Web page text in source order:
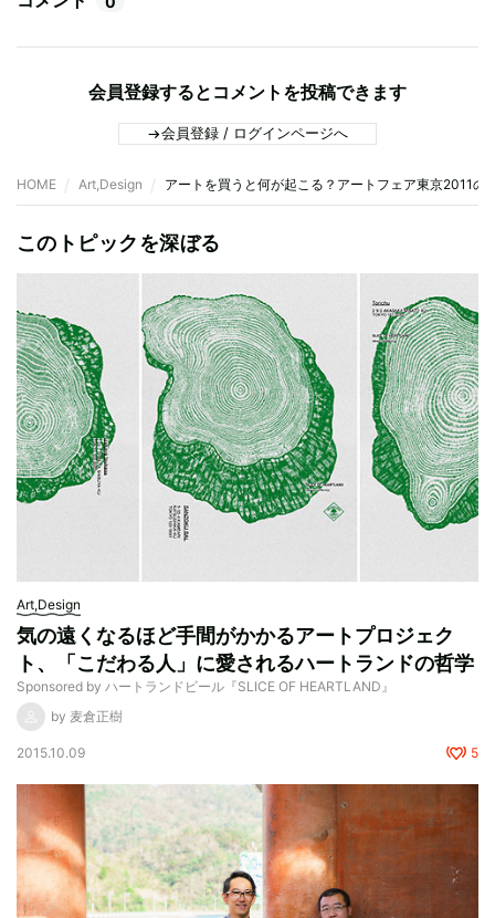
会員登録するとコメントを投稿できます
会員登録 / ログインページへ
HOME Art,Design アートを買うと何が起こる？アートフェア東京2011の
このトピックを深ぼる
Art,Design
気の遠くなるほど手間がかかるアートプロジェク
ト、「こだわる人」に愛されるハートランドの哲学
Sponsored by ハートランドビール『SLICE OF HEARTLAND』
by 麦倉正樹
2015.10.09 5